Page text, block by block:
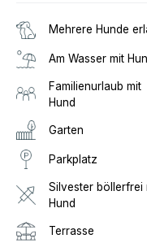
Mehrere Hunde
Am Wasser mit
Familienurlaub mit
Hund
Garten
Parkplatz
Silvester böllerfrei
Hund
Terrasse